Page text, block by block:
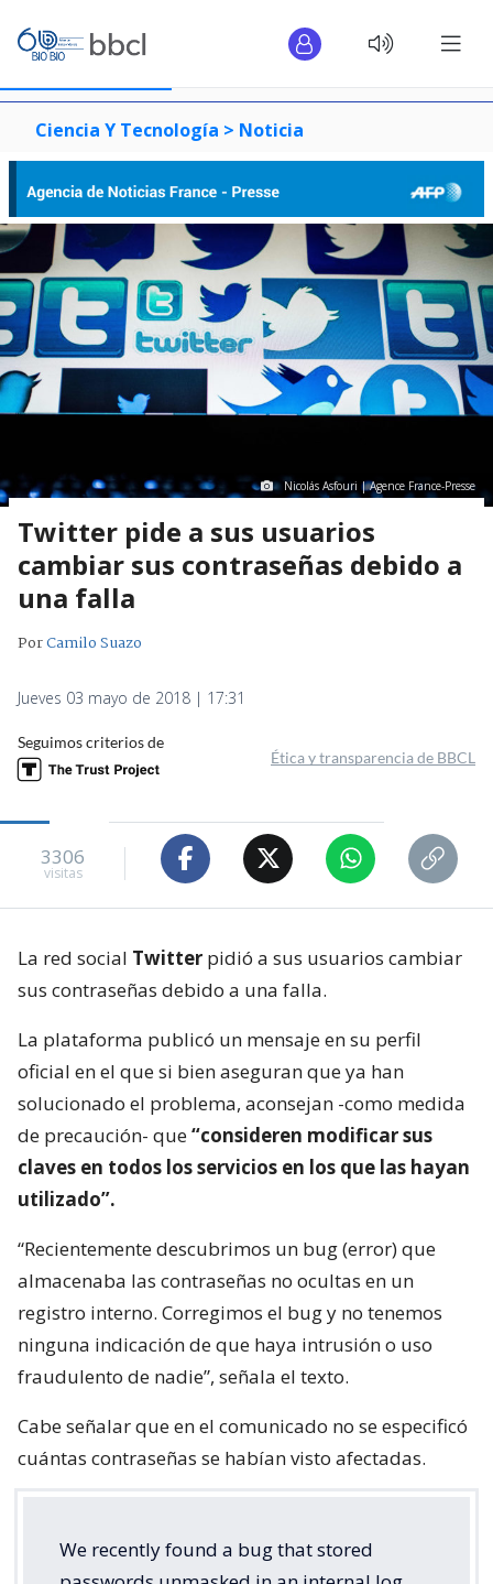
Ciencia Y Tecnología > Noticia
Nicolás Asfouri | Agence France-Presse
Twitter pide a sus usuarios
cambiar sus contraseñas debido a
una falla
PorCamilo Suazo
Jueves 03 mayo de 2018 | 17:31
Seguimos criterios de
Ética y transparencia de BBCL
3306
visitas
La red social Twitter pidió a sus usuarios cambiar
sus contraseñas debido a una falla.
La plataforma publicó un mensaje en su perfil
oficial en el que si bien aseguran que ya han
solucionado el problema, aconsejan -como medida
de precaución- que“consideren modificar sus
claves en todos los servicios en los que las hayan
utilizado”.
“Recientemente descubrimos un bug (error) que
almacenaba las contraseñas no ocultas en un
registro interno. Corregimos el bug y no tenemos
ninguna indicación de que haya intrusión o uso
fraudulento de nadie”, señala el texto.
Cabe señalar que en el comunicado no se especificó
cuántas contraseñas se habían visto afectadas.
We recently found a bug that stored